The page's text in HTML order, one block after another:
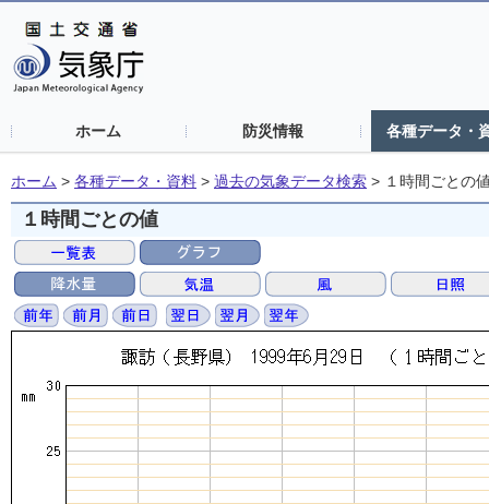
ホーム 防災情報 各種データ・
ホーム > 各種データ・資料 > 過去の気象データ検索 > １時間ごとの
１時間ごとの値